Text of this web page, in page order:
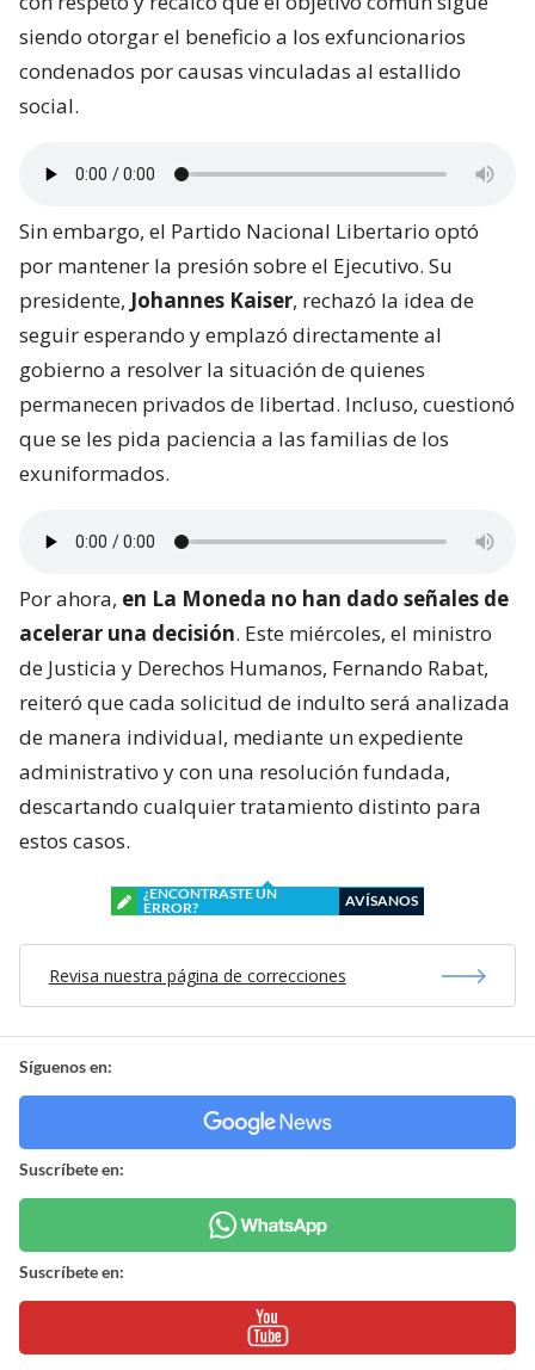
siendo otorgar el beneficio a los exfuncionarios
condenados por causas vinculadas al estallido
social.
Sin embargo, el Partido Nacional Libertario optó
por mantener la presión sobre el Ejecutivo. Su
presidente, Johannes Kaiser, rechazó la idea de
seguir esperando y emplazó directamente al
gobierno a resolver la situación de quienes
permanecen privados de libertad. Incluso, cuestionó
que se les pida paciencia a las familias de los
exuniformados.
Por ahora, en La Moneda no han dado señales de
acelerar una decisión. Este miércoles, el ministro
de Justicia y Derechos Humanos, Fernando Rabat,
reiteró que cada solicitud de indulto será analizada
de manera individual, mediante un expediente
administrativo y con una resolución fundada,
descartando cualquier tratamiento distinto para
estos casos.
¿ENCONTRASTE UN
ERROR?
AVÍSANOS
Revisa nuestra página de correcciones
Síguenos en:
Suscríbete en:
Suscríbete en: